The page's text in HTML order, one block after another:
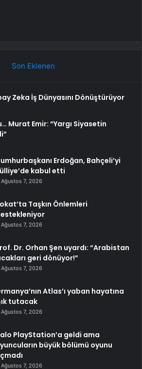
Son Eklenen
Zeka İş Dünyasını Dönüştürüyor
Murat Emir: “Yargı Siyasetin
Erdoğan, Bahçeli’yi
kabul etti
Ağustos 7, 2026
Taşkın Önlemleri
Ağustos 7, 2026
Dr. Orhan Şen uyardı: “Arabistan
geri dönüyor!”
Ağustos 7, 2026
Atlas’ı yaban hayatına
tutacak
Ağustos 7, 2026
PlayStation’a geldi ama
büyük bölümü oyunu
Ağustos 7, 2026